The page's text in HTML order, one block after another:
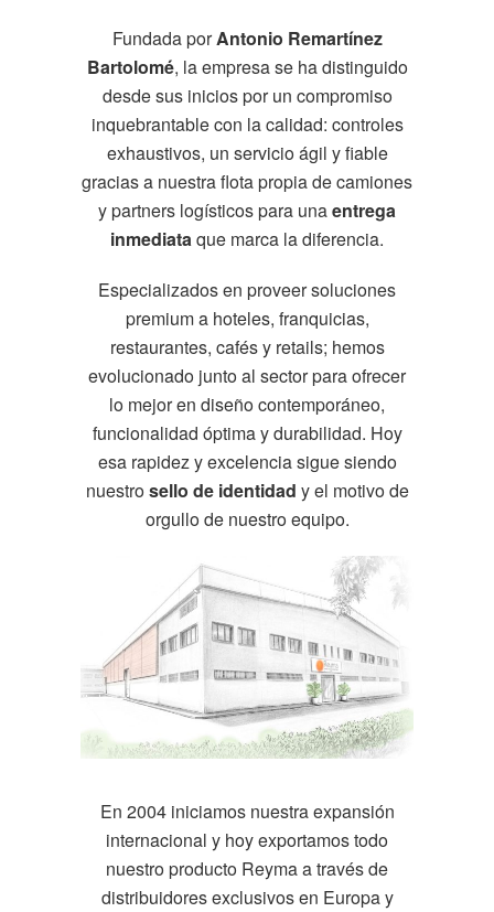
Fundada porAntonio Remartínez
Bartolomé, la empresa se ha distinguido
desde sus inicios por un compromiso
inquebrantable con la calidad: controles
exhaustivos, un servicio ágil y fiable
gracias a nuestra flota propia de camiones
y partners logísticos para unaentrega
inmediataque marca la diferencia.
Especializados en proveer soluciones
premium a hoteles, franquicias,
restaurantes, cafés y retails; hemos
evolucionado junto al sector para ofrecer
lo mejor en diseño contemporáneo,
funcionalidad óptima y durabilidad. Hoy
esa rapidez y excelencia sigue siendo
nuestrosello de identidad y el motivo de
orgullo de nuestro equipo.
En 2004 iniciamos nuestra expansión
internacional y hoy exportamos todo
nuestro producto Reyma a través de
distribuidores exclusivos en Europa y